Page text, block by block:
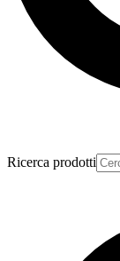
Ricerca prodotti